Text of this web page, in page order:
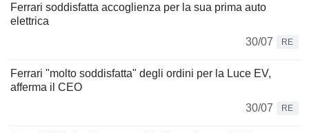
Ferrari soddisfatta accoglienza per la sua prima auto
elettrica
30/07
RE
Ferrari "molto soddisfatta" degli ordini per la Luce EV,
afferma il CEO
30/07
RE